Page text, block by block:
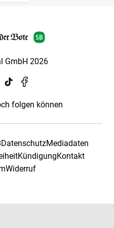
GmbH 2026
folgen können
DatenschutzMediadaten
KündigungKontakt
Widerruf